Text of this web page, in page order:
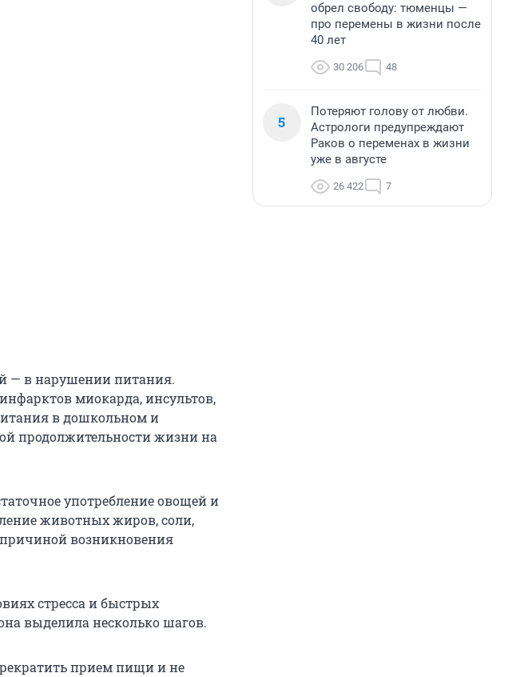
— в нарушении питания.
миокарда, инсультов,
в дошкольном и
продолжительности жизни на
употребление овощей и
животных жиров, соли,
возникновения
стресса и быстрых
выделила несколько шагов.
прием пищи и не
обрел свободу: тюменцы —
про перемены в жизни после
40 лет
30 206 48
5
Потеряют голову от любви.
Астрологи предупреждают
Раков о переменах в жизни
уже в августе
26 422 7